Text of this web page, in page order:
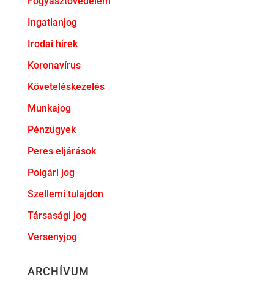
Ingatlanjog
Irodai hírek
Koronavírus
Követeléskezelés
Munkajog
Pénzügyek
Peres eljárások
Polgári jog
Szellemi tulajdon
Társasági jog
Versenyjog
ARCHÍVUM